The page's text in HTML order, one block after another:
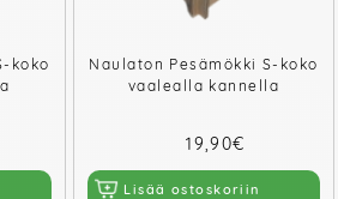
koko
Naulaton Pesämökki S-koko
vaalealla kannella
19,90€
Lisää ostoskoriin